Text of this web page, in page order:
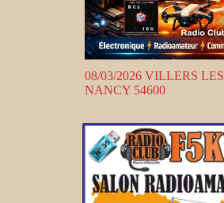
08/03/2026 VILLERS LES
NANCY 54600